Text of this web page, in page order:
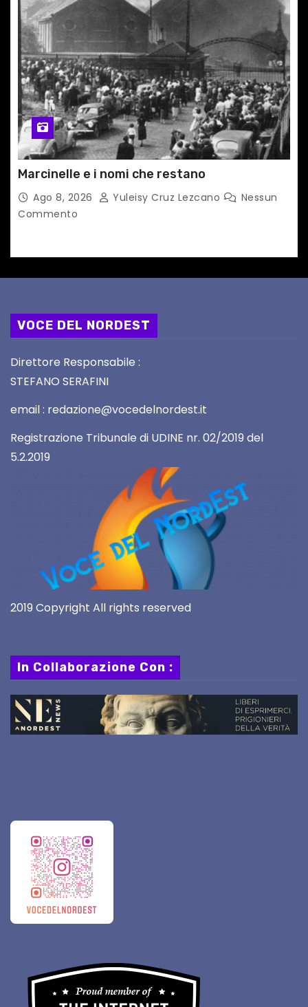
Marcinelle e i nomi che restano
Ago 8, 2026 Yuleisy Cruz Lezcano
Nessun
Commento
VOCE DEL NORDEST
Direttore Responsabile :
STEFANO SERAFINI
email : redazione@vocedelnordest.it
Registrazione Tribunale di UDINE nr. 02/2019 del
5.2.2019
2019 Copyright All rights reserved
In Collaborazione Con :